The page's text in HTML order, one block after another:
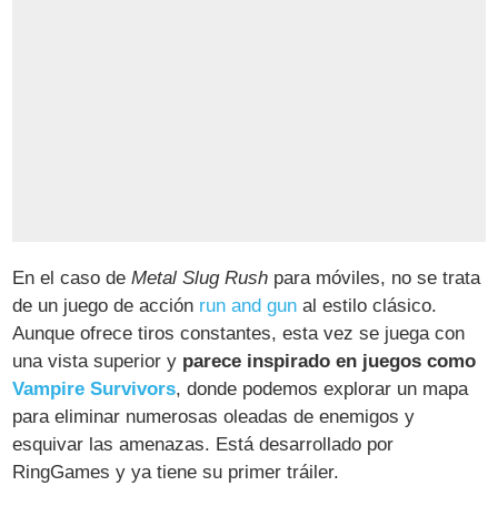
En el caso deMetal Slug Rush para móviles, no se trata
de un juego de acción run and gun al estilo clásico.
Aunque ofrece tiros constantes, esta vez se juega con
una vista superior y parece inspirado en juegos como
Vampire Survivors, donde podemos explorar un mapa
para eliminar numerosas oleadas de enemigos y
esquivar las amenazas. Está desarrollado por
RingGames y ya tiene su primer tráiler.